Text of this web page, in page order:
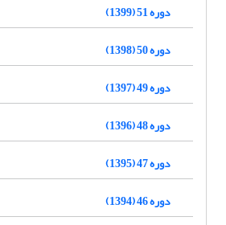
دوره 51 (1399)
دوره 50 (1398)
دوره 49 (1397)
دوره 48 (1396)
دوره 47 (1395)
دوره 46 (1394)